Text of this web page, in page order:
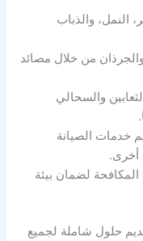
النمل، والذباب
من خلال مصائد
والسحالي
خدمات الصيانة
أخرى.
لضمان بيئة
حلول شاملة لجميع